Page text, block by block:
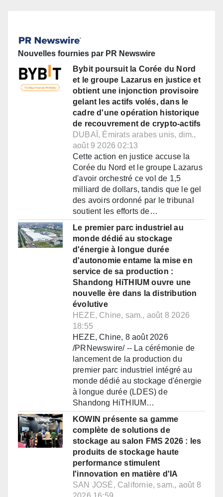
Nouvelles fournies par PR Newswire
Bybit poursuit la Corée du Nord
et le groupe Lazarus en justice et
obtient une injonction provisoire
gelant les actifs volés, dans le
cadre d'une opération historique
de recouvrement de crypto-actifs
DUBAÏ, Émirats arabes unis, dim.,
août 9 2026 02:13
Cette action en justice accuse la
Corée du Nord et le groupe Lazarus
d'avoir orchestré ce vol de 1,5
milliard de dollars, tandis que le gel
des avoirs ordonné par le tribunal
soutient les efforts de…
Le premier parc industriel au
monde dédié au stockage
d'énergie à longue durée
d'autonomie entame la mise en
service de sa production :
Shandong HiTHIUM ouvre une
nouvelle ère dans la distribution
évolutive
HEZE, Chine, sam., août 8 2026
18:55
HEZE, Chine, 8 août 2026
/PRNewswire/ -- La cérémonie de
lancement de la production du
premier parc industriel intégré au
monde dédié au stockage d'énergie
à longue durée (LDES) de
Shandong HiTHIUM…
KOWIN présente sa gamme
complète de solutions de
stockage au salon FMS 2026 : les
produits de stockage haute
performance stimulent
l'innovation en matière d'IA
SAN JOSÉ, Californie, sam., août 8